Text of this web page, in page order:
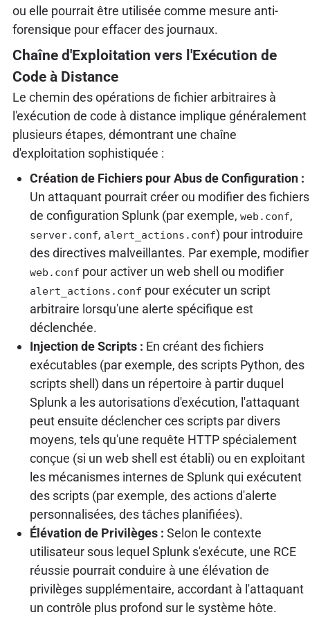
ou elle pourrait être utilisée comme mesure anti-
forensique pour effacer des journaux.
Chaîne d'Exploitation vers l'Exécution de
Code à Distance
Le chemin des opérations de fichier arbitraires à
l'exécution de code à distance implique généralement
plusieurs étapes, démontrant une chaîne
d'exploitation sophistiquée :
Création de Fichiers pour Abus de Configuration :
Un attaquant pourrait créer ou modifier des fichiers
de configuration Splunk (par exemple, web.conf,
server.conf, alert_actions.conf) pour introduire
des directives malveillantes. Par exemple, modifier
web.conf pour activer un web shell ou modifier
alert_actions.conf pour exécuter un script
arbitraire lorsqu'une alerte spécifique est
déclenchée.
Injection de Scripts : En créant des fichiers
exécutables (par exemple, des scripts Python, des
scripts shell) dans un répertoire à partir duquel
Splunk a les autorisations d'exécution, l'attaquant
peut ensuite déclencher ces scripts par divers
moyens, tels qu'une requête HTTP spécialement
conçue (si un web shell est établi) ou en exploitant
les mécanismes internes de Splunk qui exécutent
des scripts (par exemple, des actions d'alerte
personnalisées, des tâches planifiées).
Élévation de Privilèges : Selon le contexte
utilisateur sous lequel Splunk s'exécute, une RCE
réussie pourrait conduire à une élévation de
privilèges supplémentaire, accordant à l'attaquant
un contrôle plus profond sur le système hôte.